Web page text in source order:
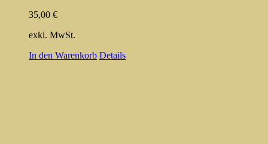
35,00 €
exkl. MwSt.
In den Warenkorb Details